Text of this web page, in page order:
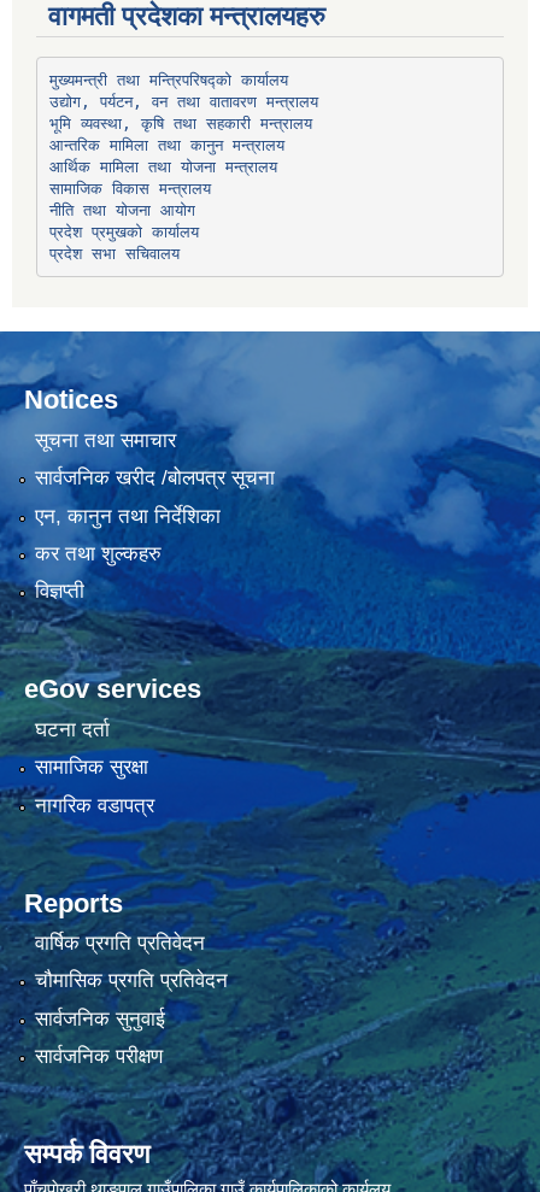
वागमती प्रदेशका मन्त्रालयहरु
मुख्यमन्त्री तथा मन्त्रिपरिषद्को कार्यालय
उद्योग, पर्यटन, वन तथा वातावरण मन्त्रालय
भूमि व्यवस्था, कृषि तथा सहकारी मन्त्रालय
आन्तरिक मामिला तथा कानुन मन्त्रालय
आर्थिक मामिला तथा योजना मन्त्रालय
सामाजिक विकास मन्त्रालय
नीति तथा योजना आयोग
प्रदेश प्रमुखको कार्यालय
प्रदेश सभा सचिवालय
Notices
सूचना तथा समाचार
सार्वजनिक खरीद /बोलपत्र सूचना
एन, कानुन तथा निर्देशिका
कर तथा शुल्कहरु
विज्ञप्ती
eGov services
घटना दर्ता
सामाजिक सुरक्षा
नागरिक वडापत्र
Reports
वार्षिक प्रगति प्रतिवेदन
चौमासिक प्रगति प्रतिवेदन
सार्वजनिक सुनुवाई
सार्वजनिक परीक्षण
सम्पर्क विवरण